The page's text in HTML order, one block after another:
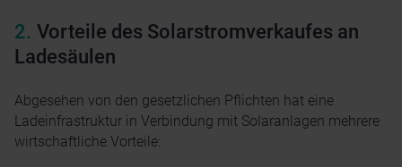
Vorteile des Solarstromverkaufes an
Ladesäulen
Abgesehen von den gesetzlichen Pflichten hat eine
Ladeinfrastruktur in Verbindung mit Solaranlagen mehrere
wirtschaftliche Vorteile: